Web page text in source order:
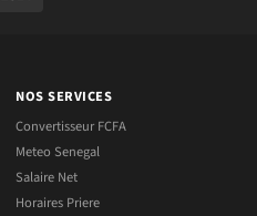
NOS SERVICES
Convertisseur FCFA
Meteo Senegal
Salaire Net
Horaires Priere